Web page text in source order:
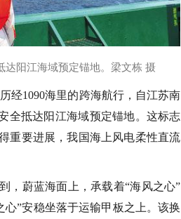
达阳江海域预定锚地。梁文栋 摄
经1090海里的跨海航行，自江苏南
全抵达阳江海域预定锚地。这标志
重要进展，我国海上风电柔性直流
，蔚蓝海面上，承载着“海风之心”
”安稳坐落于运输甲板之上。该换